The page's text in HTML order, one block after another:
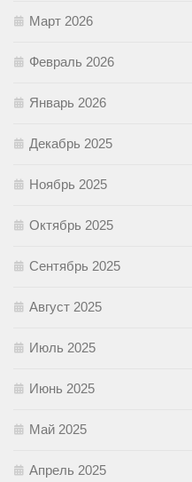
Март 2026
Февраль 2026
Январь 2026
Декабрь 2025
Ноябрь 2025
Октябрь 2025
Сентябрь 2025
Август 2025
Июль 2025
Июнь 2025
Май 2025
Апрель 2025